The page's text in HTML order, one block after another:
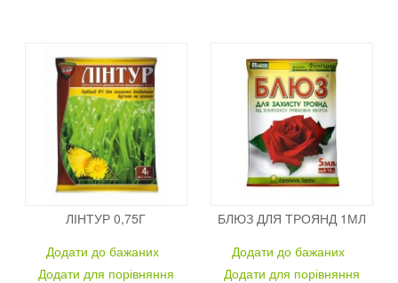
ЛІНТУР 0,75Г
Додати до бажаних
Додати для порівняння
БЛЮЗ ДЛЯ ТРОЯНД 1МЛ
Додати до бажаних
Додати для порівняння